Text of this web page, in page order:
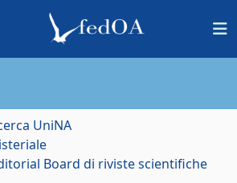
UniNA
Board di riviste scientifiche